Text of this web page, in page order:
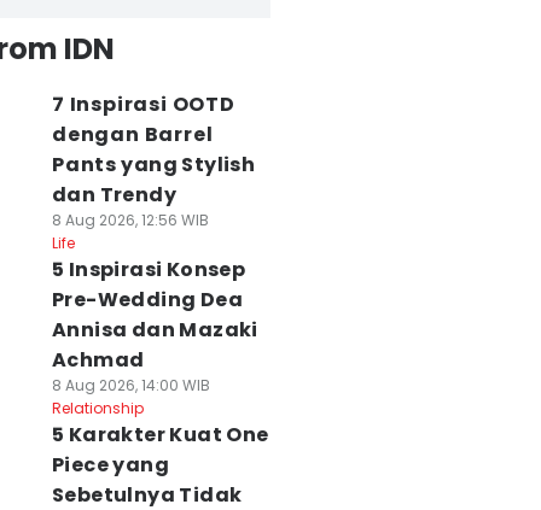
IDN
7 Inspirasi OOTD
dengan Barrel
Pants yang Stylish
dan Trendy
8 Aug 2026, 12:56 WIB
Life
5 Inspirasi Konsep
Pre-Wedding Dea
Annisa dan Mazaki
Achmad
8 Aug 2026, 14:00 WIB
Relationship
5 Karakter Kuat One
Piece yang
Sebetulnya Tidak